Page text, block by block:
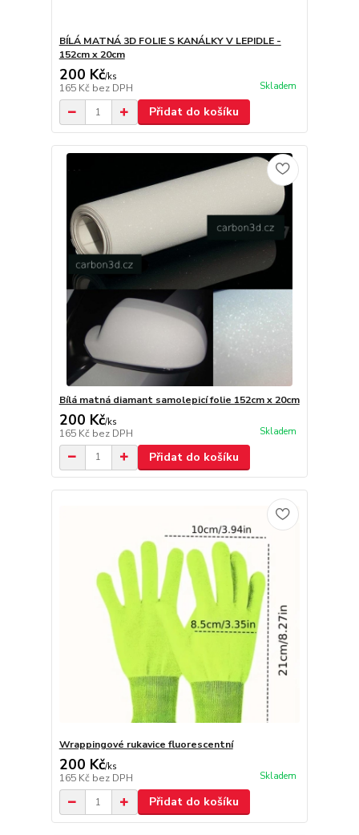
BÍLÁ MATNÁ 3D FOLIE S KANÁLKY V LEPIDLE -
152cm x 20cm
200 Kč/ks
165 Kč bez DPH Skladem
Přidat do košíku
Bílá matná diamant samolepicí folie 152cm x 20cm
200 Kč/ks
165 Kč bez DPH Skladem
Přidat do košíku
Wrappingové rukavice fluorescentní
200 Kč/ks
165 Kč bez DPH Skladem
Přidat do košíku